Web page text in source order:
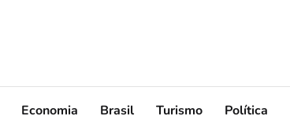
Economia Brasil Turismo Política